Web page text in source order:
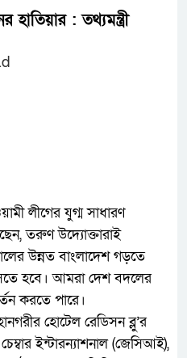
হাতিয়ার : তথ্যমন্ত্রী
লীগের যুগ্ম সাধারণ
তরুণ উদ্যোক্তারাই
উন্নত বাংলাদেশ গড়তে
হবে। আমরা দেশ বদলের
করতে পারে।
হোটেল রেডিসন ব্লু’র
ইন্টারন্যাশনাল (জেসিআই),